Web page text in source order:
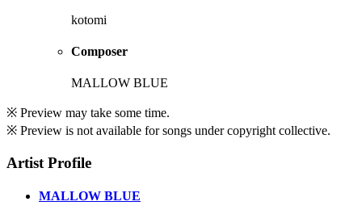
kotomi
Composer
MALLOW BLUE
※ Preview may take some time.
※ Preview is not available for songs under copyright collective.
Artist Profile
MALLOW BLUE